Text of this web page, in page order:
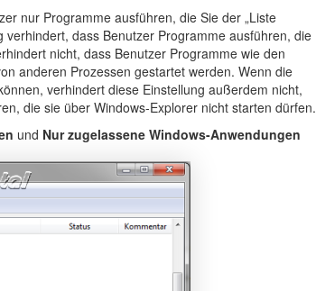
nur Programme ausführen, die Sie der „Liste
dass Benutzer Programme ausführen, die
nicht, dass Benutzer Programme wie den
anderen Prozessen gestartet werden. Wenn die
verhindert diese Einstellung außerdem nicht,
die sie über Windows-Explorer nicht starten dürfen.
und Nur zugelassene Windows-Anwendungen